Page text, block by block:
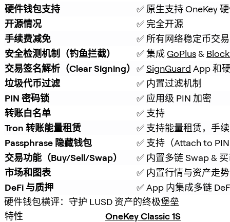
硬件钱包支持
✅ 原生支持 OneKey
开源情况
✅ 完全开源
手续费减免
✅ 所有网络稳定币交
安全检测机制（钓鱼拦截）
✅ 集成 GoPlus &
交易签名解析（Clear Signing） ✅ SignGuard App 和
垃圾代币过滤
✅ 内置过滤机制
PIN 密码锁
✅ 应用级 PIN 加密
转账白名单
✅ 支持
Tron 转账能量租赁
✅ 支持能量租赁，手
Passphrase 隐藏钱包
✅ 支持（Attach to
交易功能（Buy/Sell/Swap）
✅ 内置多链 Swap &
市场和图表
✅ 内置行情与资产走势
DeFi 与质押
✅ App 内集成多链
硬件钱包横评：守护 LUSD 资产的终极堡垒
特性
OneKey Classic 1S